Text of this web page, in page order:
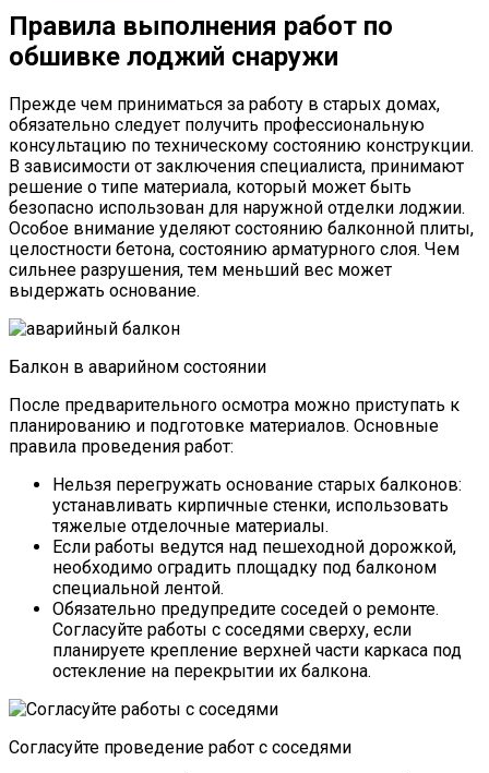
Правила выполнения работ по
обшивке лоджий снаружи
Прежде чем приниматься за работу в старых домах,
обязательно следует получить профессиональную
консультацию по техническому состоянию конструкции.
В зависимости от заключения специалиста, принимают
решение о типе материала, который может быть
безопасно использован для наружной отделки лоджии.
Особое внимание уделяют состоянию балконной плиты,
целостности бетона, состоянию арматурного слоя. Чем
сильнее разрушения, тем меньший вес может
выдержать основание.
Балкон в аварийном состоянии
После предварительного осмотра можно приступать к
планированию и подготовке материалов. Основные
правила проведения работ:
Нельзя перегружать основание старых балконов:
устанавливать кирпичные стенки, использовать
тяжелые отделочные материалы.
Если работы ведутся над пешеходной дорожкой,
необходимо оградить площадку под балконом
специальной лентой.
Обязательно предупредите соседей о ремонте.
Согласуйте работы с соседями сверху, если
планируете крепление верхней части каркаса под
остекление на перекрытии их балкона.
Согласуйте проведение работ с соседями